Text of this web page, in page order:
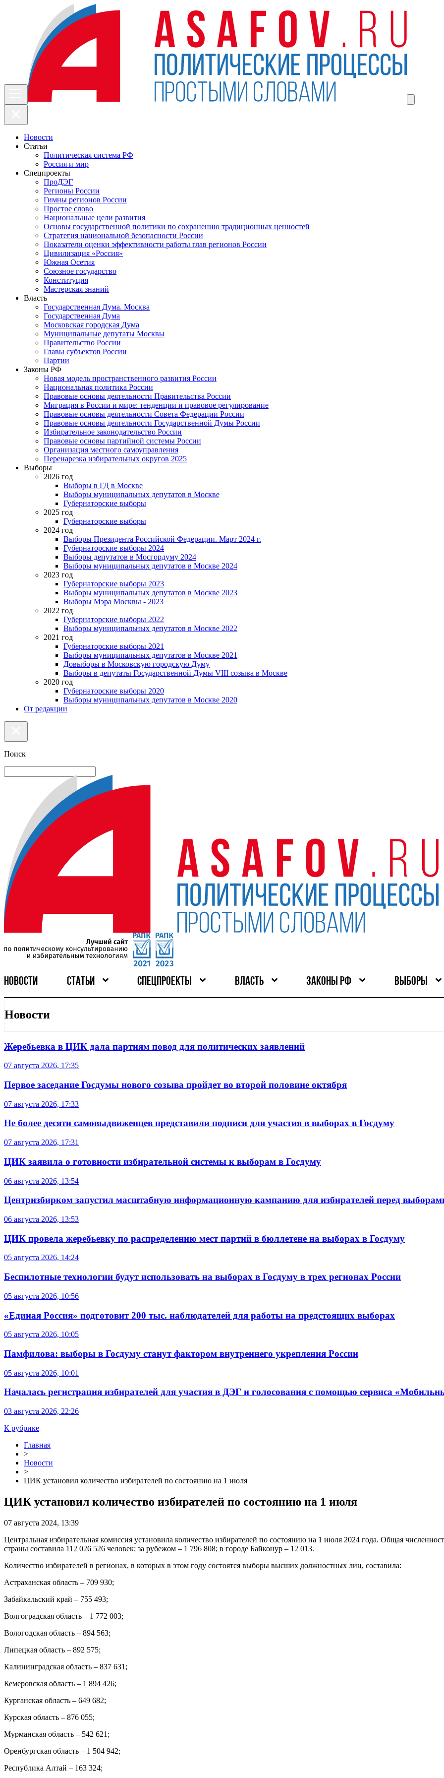
Новости
Статьи
Политическая система РФ
Россия и мир
Спецпроекты
ПроДЭГ
Регионы России
Гимны регионов России
Простое слово
Национальные цели развития
Основы государственной политики по сохранению традиционных ценностей
Стратегия национальной безопасности России
Показатели оценки эффективности работы глав регионов России
Цивилизация «Россия»
Южная Осетия
Союзное государство
Конституция
Мастерская знаний
Власть
Государственная Дума. Москва
Государственная Дума
Московская городская Дума
Муниципальные депутаты Москвы
Правительство России
Главы субъектов России
Партии
Законы РФ
Новая модель пространственного развития России
Национальная политика России
Правовые основы деятельности Правительства России
Миграция в России и мире: тенденции и правовое регулирование
Правовые основы деятельности Совета Федерации России
Правовые основы деятельности Государственной Думы России
Избирательное законодательство России
Правовые основы партийной системы России
Организация местного самоуправления
Перенарезка избирательных округов 2025
Выборы
2026 год
Выборы в ГД в Москве
Выборы муниципальных депутатов в Москве
Губернаторские выборы
2025 год
Губернаторские выборы
2024 год
Выборы Президента Российской Федерации. Март 2024 г.
Губернаторские выборы 2024
Выборы депутатов в Мосгордуму 2024
Выборы муниципальных депутатов в Москве 2024
2023 год
Губернаторские выборы 2023
Выборы муниципальных депутатов в Москве 2023
Выборы Мэра Москвы - 2023
2022 год
Губернаторские выборы 2022
Выборы муниципальных депутатов в Москве 2022
2021 год
Губернаторские выборы 2021
Выборы муниципальных депутатов в Москве 2021
Довыборы в Московскую городскую Думу
Выборы в депутаты Государственной Думы VIII созыва в Москве
2020 год
Губернаторские выборы 2020
Выборы муниципальных депутатов в Москве 2020
От редакции
Поиск
НОВОСТИ СТАТЬИ СПЕЦПРОЕКТЫ ВЛАСТЬ ЗАКОНЫ РФ ВЫБОРЫ
Новости
Жеребьевка в ЦИК дала партиям повод для политических заявлений
07 августа 2026, 17:35
Первое заседание Госдумы нового созыва пройдет во второй половине октября
07 августа 2026, 17:33
Не более десяти самовыдвиженцев представили подписи для участия в выборах в Госдуму
07 августа 2026, 17:31
ЦИК заявила о готовности избирательной системы к выборам в Госдуму
06 августа 2026, 13:54
Центризбирком запустил масштабную информационную кампанию для избирателей перед
06 августа 2026, 13:53
ЦИК провела жеребьевку по распределению мест партий в бюллетене на выборах в Госдуму
05 августа 2026, 14:24
Беспилотные технологии будут использовать на выборах в Госдуму в трех регионах России
05 августа 2026, 10:56
«Единая Россия» подготовит 200 тыс. наблюдателей для работы на предстоящих выборах
05 августа 2026, 10:05
Памфилова: выборы в Госдуму станут фактором внутреннего укрепления России
05 августа 2026, 10:01
Началась регистрация избирателей для участия в ДЭГ и голосования с помощью сервиса
03 августа 2026, 22:26
К рубрике
Главная
>
Новости
>
ЦИК установил количество избирателей по состоянию на 1 июля
ЦИК установил количество избирателей по состоянию на 1 июля
07 августа 2024, 13:39
Центральная избирательная комиссия установила количество избирателей по состоянию на 1 июля 2024 года. Общая
страны составила 112 026 526 человек; за рубежом – 1 796 808; в городе Байконур – 12 013.
Количество избирателей в регионах, в которых в этом году состоятся выборы высших должностных лиц, составила:
Астраханская область – 709 930;
Забайкальский край – 755 493;
Волгоградская область – 1 772 003;
Вологодская область – 894 563;
Липецкая область – 892 575;
Калининградская область – 837 631;
Кемеровская область – 1 894 426;
Курганская область – 649 682;
Курская область – 876 055;
Мурманская область – 542 621;
Оренбургская область – 1 504 942;
Республика Алтай – 163 324;